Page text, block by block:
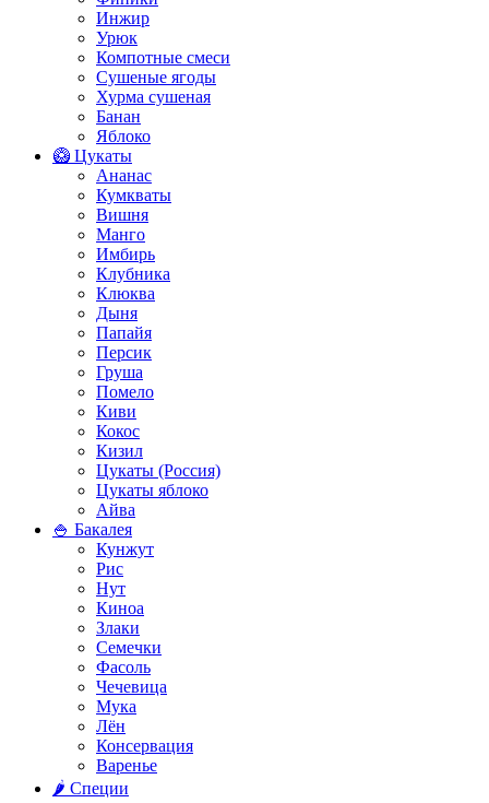
Инжир
Урюк
Компотные смеси
Сушеные ягоды
Хурма сушеная
Банан
Яблоко
🥝 Цукаты
Ананас
Кумкваты
Вишня
Манго
Имбирь
Клубника
Клюква
Дыня
Папайя
Персик
Груша
Помело
Киви
Кокос
Кизил
Цукаты (Россия)
Цукаты яблоко
Айва
🍚 Бакалея
Кунжут
Рис
Нут
Киноа
Злаки
Семечки
Фасоль
Чечевица
Мука
Лён
Консервация
Варенье
🌶️ Специи